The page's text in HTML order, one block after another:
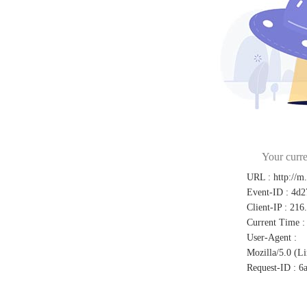
Your
URL : http://
Event-ID :
Client-IP :
Current Time :
User-Agent :
Mozilla/5.0
Request-ID :